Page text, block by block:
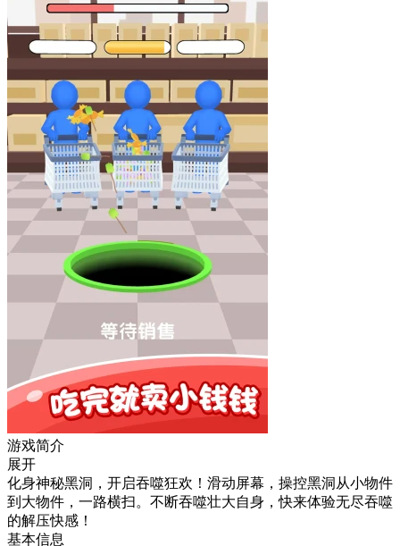
游戏简介
展开
化身神秘黑洞，开启吞噬狂欢！滑动屏幕，操控黑洞从小物件
到大物件，一路横扫。不断吞噬壮大自身，快来体验无尽吞噬
的解压快感！
基本信息